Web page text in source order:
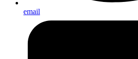
email